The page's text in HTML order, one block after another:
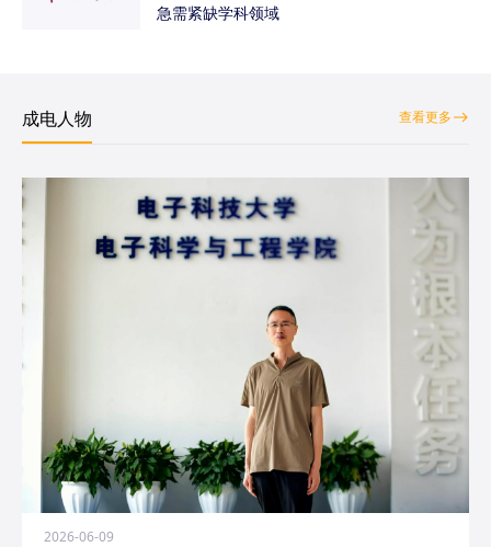
急需紧缺学科领域
成电人物 查看更多
2026-06-09